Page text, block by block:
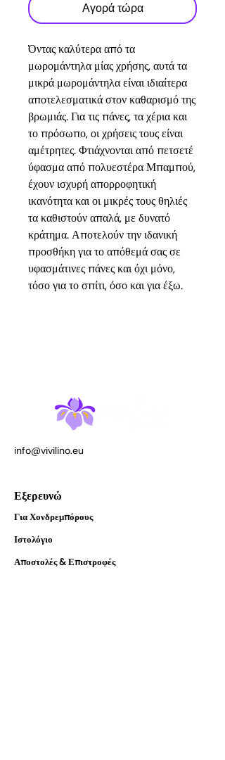
Αγορά τώρα
Όντας καλύτερα από τα
μωρομάντηλα μίας χρήσης, αυτά τα
μικρά μωρομάντηλα είναι ιδιαίτερα
αποτελεσματικά στον καθαρισμό της
βρωμιάς. Για τις πάνες, τα χέρια και
το πρόσωπο, οι χρήσεις τους είναι
αμέτρητες. Φτιάχνονται από πετσετέ
ύφασμα από πολυεστέρα Μπαμπού,
έχουν ισχυρή απορροφητική
ικανότητα και οι μικρές τους θηλιές
τα καθιστούν απαλά, με δυνατό
κράτημα. Αποτελούν την ιδανική
προσθήκη για το απόθεμά σας σε
υφασμάτινες πάνες και όχι μόνο,
τόσο για το σπίτι, όσο και για έξω.
info@vivilino.eu
Εξερευνώ
Για Χονδρεμπόρους
Ιστολόγιο
Αποστολές & Επιστροφές